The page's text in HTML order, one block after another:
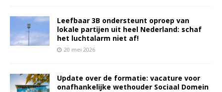
Leefbaar 3B ondersteunt oproep van
lokale partijen uit heel Nederland: schaf
het luchtalarm niet af!
20 mei 2026
Update over de formatie: vacature voor
onafhankelijke wethouder Sociaal Domein